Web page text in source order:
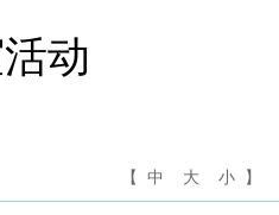
动
【 中 大 小 】